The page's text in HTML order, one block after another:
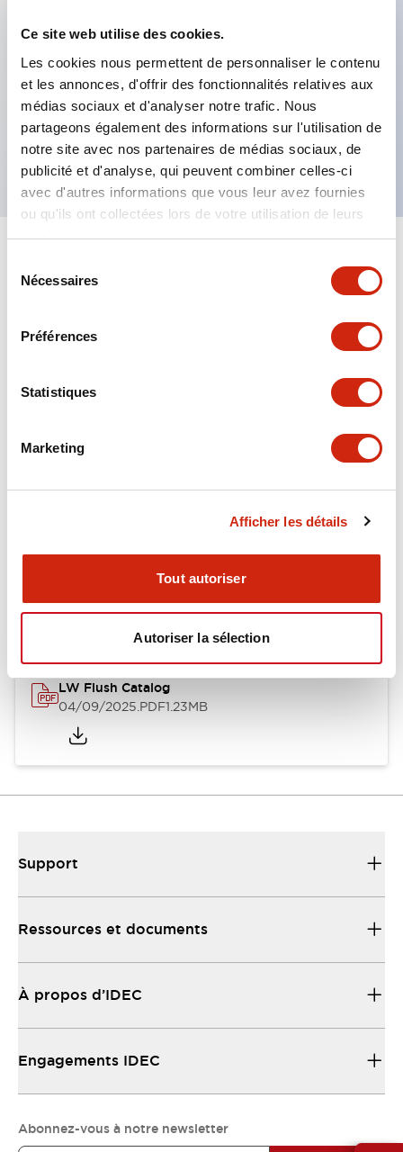
Ce site web utilise des cookies.
Les cookies nous permettent de personnaliser le contenu
et les annonces, d'offrir des fonctionnalités relatives aux
médias sociaux et d'analyser notre trafic. Nous
partageons également des informations sur l'utilisation de
notre site avec nos partenaires de médias sociaux, de
publicité et d'analyse, qui peuvent combiner celles-ci
avec d'autres informations que vous leur avez fournies
ou qu'ils ont collectées lors de votre utilisation de leurs
services.
Nécessaires
Préférences
Statistiques
Marketing
Afficher les détails
Tout autoriser
Autoriser la sélection
Fixation par regroupement possible
Le commutateur sélecteur avec clé adopte une
structure à goupille à cylindre haute sécurité
La structure de protection est IP65 (IEC60529)
+
Mechanical Specifications
Mounting and Installation Specifications
Documents et fichiers
Catalogues Et Brochures Approbations Et Normes
LW Flush Catalog
04/09/2025.PDF1.23MB
Support
Ressources et documents
À propos d’IDEC
Engagements IDEC
Abonnez-vous à notre newsletter